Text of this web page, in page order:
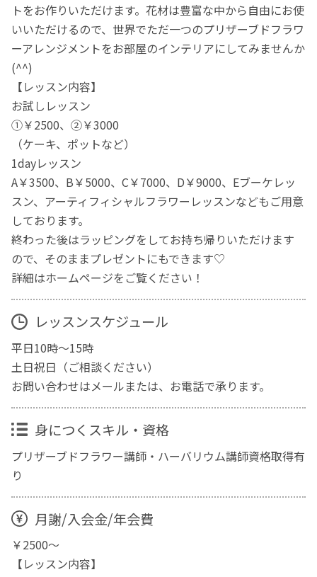
トをお作りいただけます。花材は豊富な中から自由にお使
いいただけるので、世界でただ一つのプリザーブドフラワ
ーアレンジメントをお部屋のインテリアにしてみませんか
(^^)
【レッスン内容】
お試しレッスン
①￥2500、②￥3000
（ケーキ、ポットなど）
1dayレッスン
A￥3500、B￥5000、C￥7000、D￥9000、Eブーケレッ
スン、アーティフィシャルフラワーレッスンなどもご用意
しております。
終わった後はラッピングをしてお持ち帰りいただけます
ので、そのままプレゼントにもできます♡
詳細はホームページをご覧ください！
レッスンスケジュール
平日10時～15時
土日祝日（ご相談ください）
お問い合わせはメールまたは、お電話で承ります。
身につくスキル・資格
プリザーブドフラワー講師・ハーバリウム講師資格取得有
り
月謝/入会金/年会費
￥2500～
【レッスン内容】